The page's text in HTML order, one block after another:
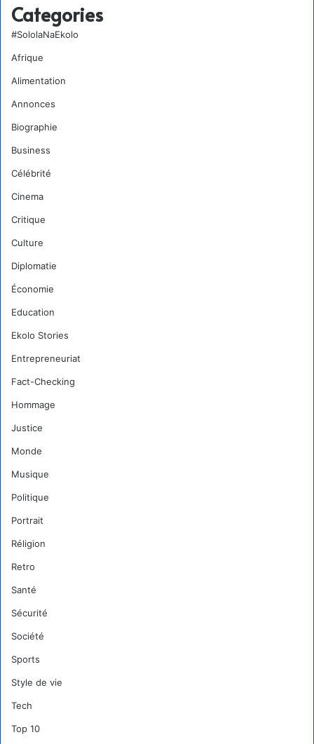
Categories
#SololaNaEkolo
Afrique
Alimentation
Annonces
Biographie
Business
Célébrité
Cinema
Critique
Culture
Diplomatie
Économie
Education
Ekolo Stories
Entrepreneuriat
Fact-Checking
Hommage
Justice
Monde
Musique
Politique
Portrait
Réligion
Retro
Santé
Sécurité
Société
Sports
Style de vie
Tech
Top 10